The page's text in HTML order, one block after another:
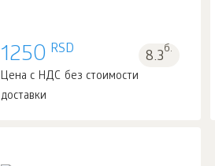
1250 RSD 8.3б.
Цена с НДС без стоимости
доставки